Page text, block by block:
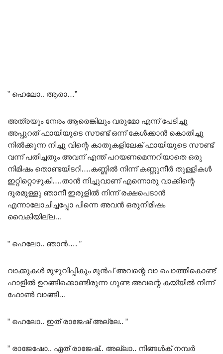
” ഹെലോ.. ആരാ…”
അത്രയും നേരം ആരെങ്കിലും വരുമോ എന്ന് പേടിച്ചു
അപ്പുറത് ഫായിയുടെ സൗണ്ട് ഒന്ന് കേൾക്കാൻ കൊതിച്ചു
നിൽക്കുന്ന നിച്ചു വിന്റെ കാതുകളിലേക് ഫായിയുടെ സൗണ്ട്
വന്ന് പതിച്ചതും അവന് എന്ത് പറയണമെന്നറിയാതെ ഒരു
നിമിഷം തൊണ്ടയിടറി….കണ്ണിൽ നിന്ന് കണ്ണുനീർ തുള്ളികൾ
ഇറ്റിറ്റൊഴുകി….താൻ നിച്ചുവാണ് എന്നൊരു വാക്കിന്റെ
ദൂരമുള്ളു ഞാനീ ഇരുളിൽ നിന്ന് രക്ഷപെടാൻ
എന്നാലോചിച്ചപ്പോ പിന്നെ അവൻ ഒരുനിമിഷം
വൈകിയില്ല…
” ഹെലോ.. ഞാൻ…. ”
വാക്കുകൾ മുഴുവിപ്പികും മുൻപ് അവന്റെ വാ പൊത്തികൊണ്ട്
ഹാളിൽ ഉറങ്ങിക്കൊണ്ടിരുന്ന ഗുണ്ട അവന്റെ കയ്യിൽ നിന്ന്
ഫോൺ വാങ്ങി…
” ഹെലോ.. ഇത് രാജേഷ് അല്ലേ.. ”
” രാജേഷോ.. ഏത് രാജേഷ്.. അല്ലാ.. നിങ്ങൾക് നമ്പർ